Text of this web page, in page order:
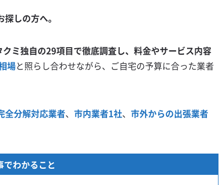
しの方へ。
ミ独自の29項目で徹底調査し、料金やサービス内容
場と照らし合わせながら、ご自宅の予算に合った業者
全分解対応業者、 市内業者1社、 市外からの出張業者
でわかること